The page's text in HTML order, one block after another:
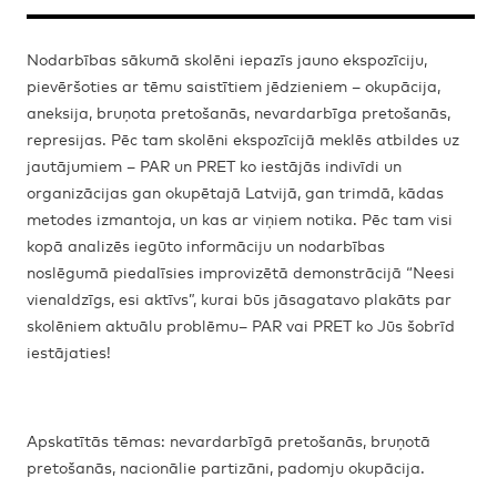
Nodarbības sākumā skolēni iepazīs jauno ekspozīciju,
pievēršoties ar tēmu saistītiem jēdzieniem – okupācija,
aneksija, bruņota pretošanās, nevardarbīga pretošanās,
represijas. Pēc tam skolēni ekspozīcijā meklēs atbildes uz
jautājumiem – PAR un PRET ko iestājās indivīdi un
organizācijas gan okupētajā Latvijā, gan trimdā, kādas
metodes izmantoja, un kas ar viņiem notika. Pēc tam visi
kopā analizēs iegūto informāciju un nodarbības
noslēgumā piedalīsies improvizētā demonstrācijā “Neesi
vienaldzīgs, esi aktīvs”, kurai būs jāsagatavo plakāts par
skolēniem aktuālu problēmu– PAR vai PRET ko Jūs šobrīd
iestājaties!
Apskatītās tēmas: nevardarbīgā pretošanās, bruņotā
pretošanās, nacionālie partizāni, padomju okupācija.